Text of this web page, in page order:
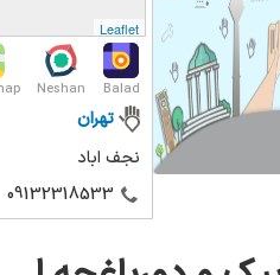
Leaflet
Balad
Neshan
تهران
نجف اباد
09132318533